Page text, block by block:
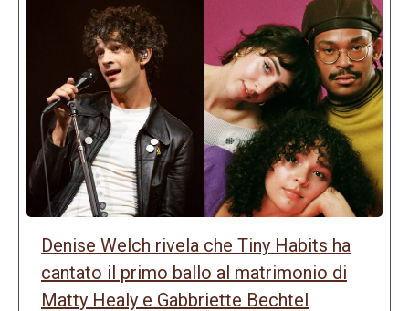
Denise Welch rivela che Tiny Habits ha
cantato il primo ballo al matrimonio di
Matty Healy e Gabbriette Bechtel